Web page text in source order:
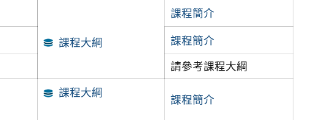
課程大綱
課程簡介
課程簡介
請參考課程大綱
課程大綱
課程簡介